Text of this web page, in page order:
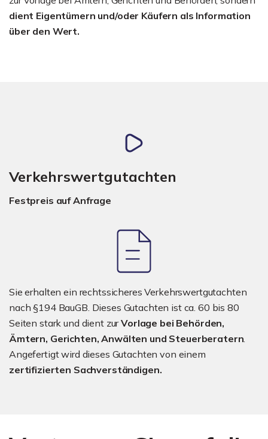
dient Eigentümern und/oder Käufern als Information
über den Wert.
Verkehrswertgutachten
Festpreis auf Anfrage
Sie erhalten ein rechtssicheres Verkehrswertgutachten
nach §194 BauGB. Dieses Gutachten ist ca. 60 bis 80
Seiten stark und dient zurVorlage bei Behörden,
Ämtern, Gerichten, Anwälten und Steuerberatern
Angefertigt wird dieses Gutachten von einem
zertifizierten Sachverständigen.